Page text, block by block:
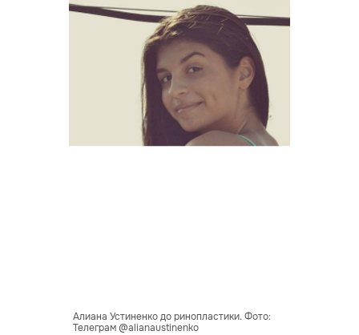
Алиана Устиненко до ринопластики. Фото:
Телеграм @alianaustinenko